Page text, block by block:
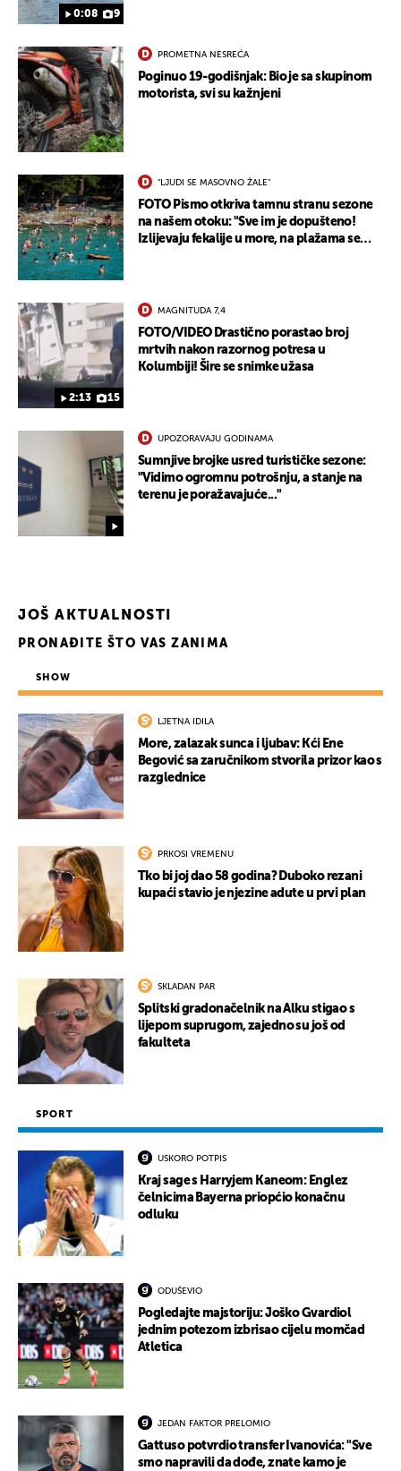
0:08 9
PROMETNA NESREĆA
Poginuo 19-godišnjak: Bio je sa skupinom
motorista, svi su kažnjeni
"LJUDI SE MASOVNO ŽALE"
FOTO Pismo otkriva tamnu stranu sezone
na našem otoku: "Sve im je dopušteno!
Izlijevaju fekalije u more, na plažama se
2:13 15
MAGNITUDA 7,4
FOTO/VIDEO Drastično porastao broj
mrtvih nakon razornog potresa u
Kolumbiji! Šire se snimke užasa
UPOZORAVAJU GODINAMA
Sumnjive brojke usred turističke sezone:
"Vidimo ogromnu potrošnju, a stanje na
terenu je poražavajuće..."
JOŠ AKTUALNOSTI
PRONAĐITE ŠTO VAS ZANIMA
SHOW
LJETNA IDILA
More, zalazak sunca i ljubav: Kći Ene
Begović sa zaručnikom stvorila prizor kao s
razglednice
PRKOSI VREMENU
Tko bi joj dao 58 godina? Duboko rezani
kupaći stavio je njezine adute u prvi plan
SKLADAN PAR
Splitski gradonačelnik na Alku stigao s
lijepom suprugom, zajedno su još od
fakulteta
SPORT
USKORO POTPIS
Kraj sage s Harryjem Kaneom: Englez
čelnicima Bayerna priopćio konačnu
odluku
ODUŠEVIO
Pogledajte majstoriju: Joško Gvardiol
jednim potezom izbrisao cijelu momčad
Atletica
JEDAN FAKTOR PRELOMIO
Gattuso potvrdio transfer Ivanovića: "Sve
smo napravili da dođe, znate kamo je
UKLJUČITE NOTIFIKACIJE